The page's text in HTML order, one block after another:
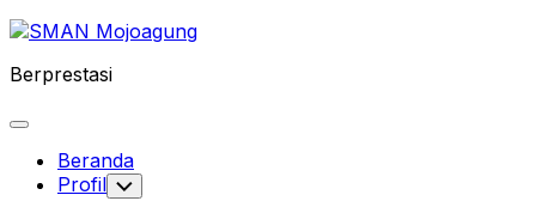
Skip
content
Berprestasi
Expand
Beranda
Profil Toggle